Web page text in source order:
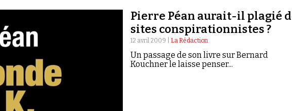
contenus
Pierre Péan aurait-il plagié
sites conspirationnistes ?
12 avril 2009 | La Rédaction
Un passage de son livre sur Bernard
Kouchner le laisse penser...